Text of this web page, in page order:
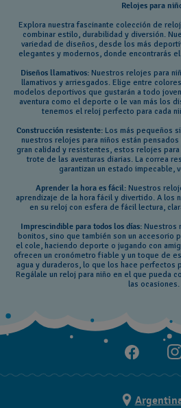
Relojes para
Explora nuestra fascinante colección de
combinar estilo, durabilidad y diversión.
variedad de diseños, desde los más
elegantes y modernos, donde encontrarás
Diseños llamativos:Nuestros relojes para
llamativos y arriesgados. Elige entre
modelos deportivos que gustarán a todo
aventura como el deporte o le van más los
tenemos el reloj perfecto para cada
Construcción resistente: Los más pequeños
nuestros relojes para niños están pensados
gran calidad y resistentes, estos relojes
trote de las aventuras diarias. La correa
garantizan un estado impecable,
Aprender la hora es fácil:Nuestros
aprendizaje de la hora fácil y divertido. A los
en su reloj con esfera de fácil lectura,
Imprescindible para todos los días:Nuestros
bonitos, sino que también son un accesorio
el cole, haciendo deporte o jugando con
ofrecen un cronómetro fiable y un toque de
agua y duraderos, lo que los hace perfectos
Regálale un reloj para niño en el que pueda
las ocasiones.